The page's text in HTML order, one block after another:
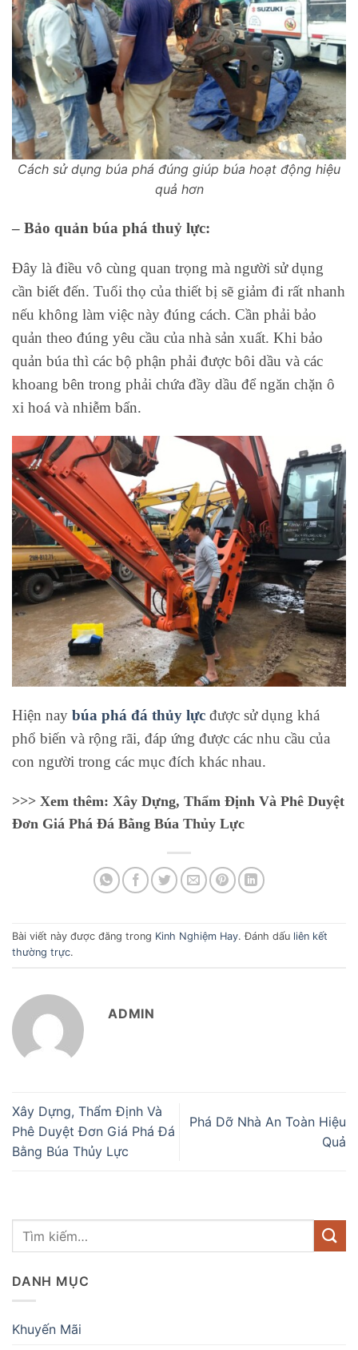
Cách sử dụng búa phá đúng giúp búa hoạt động hiệu
quả hơn
– Bảo quản búa phá thuỷ lực:
Đây là điều vô cùng quan trọng mà người sử dụng
cần biết đến. Tuổi thọ của thiết bị sẽ giảm đi rất nhanh
nếu không làm việc này đúng cách. Cần phải bảo
quản theo đúng yêu cầu của nhà sản xuất. Khi bảo
quản búa thì các bộ phận phải được bôi dầu và các
khoang bên trong phải chứa đầy dầu để ngăn chặn ô
xi hoá và nhiễm bẩn.
Hiện nay búa phá đá thủy lực được sử dụng khá
phổ biến và rộng rãi, đáp ứng được các nhu cầu của
con người trong các mục đích khác nhau.
>>> Xem thêm: Xây Dựng, Thẩm Định Và Phê Duyệt
Đơn Giá Phá Đá Bằng Búa Thủy Lực
Bài viết này được đăng trong Kinh Nghiệm Hay. Đánh dấu liên kết
thường trực.
ADMIN
Xây Dựng, Thẩm Định Và
Phê Duyệt Đơn Giá Phá Đá
Bằng Búa Thủy Lực
Phá Dỡ Nhà An Toàn Hiệu
Quả
DANH MỤC
Khuyến Mãi